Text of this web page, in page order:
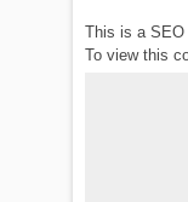
This is a
To view this